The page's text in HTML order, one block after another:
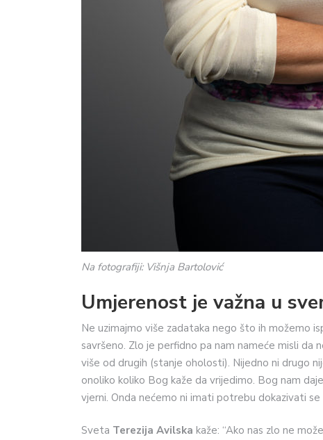
Na fotografiji: Višnja Bartolović
Umjerenost je važna u
Ne uzimajmo više zadataka nego što ih možemo
savršeno. Zlo je perfidno pa nam nameće misli da
više od drugih (stanje oholosti). Nijedno ni drugo
onoliko koliko Bog kaže da vrijedimo. Bog nam
vjerni. Onda nećemo ni imati potrebu dokazivati se
Sveta Terezija Avilska kaže: “Ako nas zlo ne